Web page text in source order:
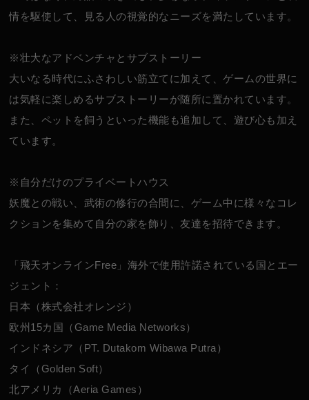
情を駆使して、見る人の視覚的なニーズを満たしています。
※壮大なアドベンチャとサブストーリー
大いなる時代にふさわしい筋立てに加えて、ゲームの世界に
は気軽に楽しめるサブストーリーが随所に置かれています。
また、ペットを飼うといった機能も追加して、遊び心も加え
ています。
※自分だけのプライベートハウス
妖魔との戦い、武術の修行の合間に、ゲーム中に様々なコレ
クションを集めて自分の家を飾り、友達を招待できます。
「飛天オンラインFree」海外で使用許諾されている国とエー
ジェント：
日本（株式会社オレンジ）
欧州15カ国（Game Media Networks）
インドネシア（PT. Dutakom Wibawa Putra）
タイ（Golden Soft）
北アメリカ（Aeria Games）